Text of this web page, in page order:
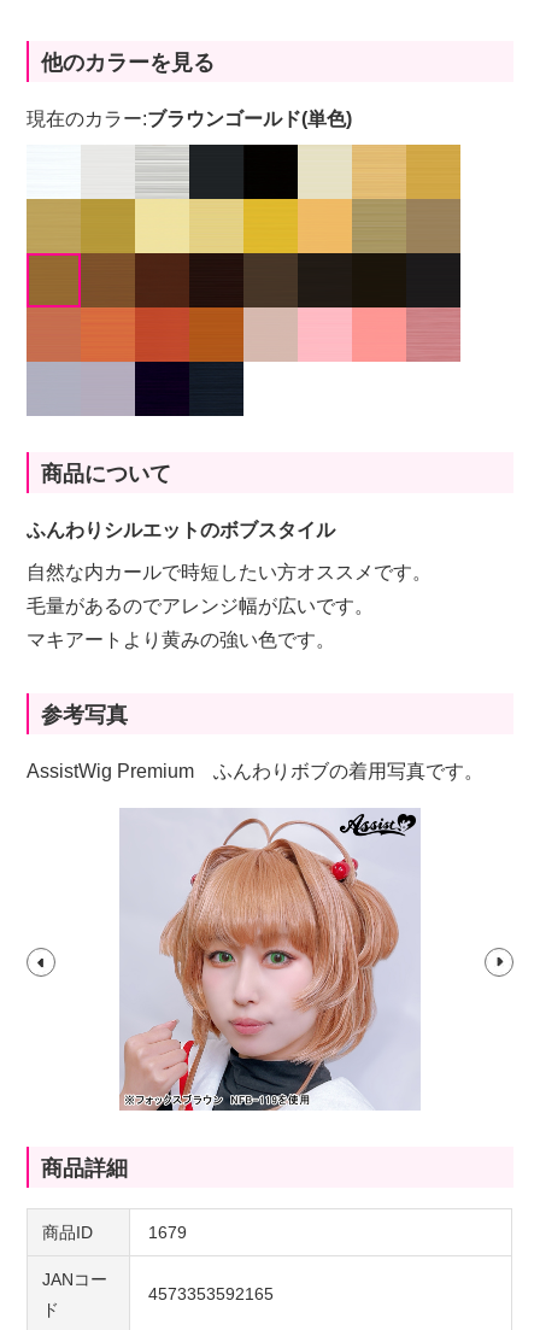
他のカラーを見る
現在のカラー:ブラウンゴールド(単色)
商品について
ふんわりシルエットのボブスタイル
自然な内カールで時短したい方オススメです。
毛量があるのでアレンジ幅が広いです。
マキアートより黄みの強い色です。
参考写真
AssistWig Premium ふんわりボブの着用写真です。
商品詳細
商品ID 1679
JANコー
ド
4573353592165